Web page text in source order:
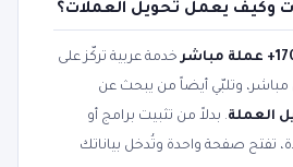
وكيف يعمل تحويل العملات؟
خدمة عربية تركّز على
وتلبّي أيضاً من يبحث عن
العملة. بدلاً من تثبيت برامج أو
تفتح صفحة واحدة وتُدخل بياناتك